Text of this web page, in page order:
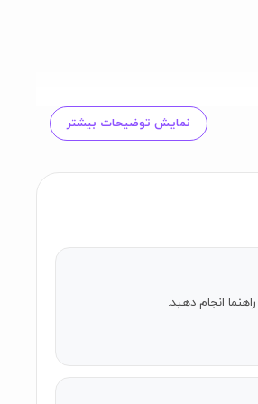
یا خیلی سخت بودند).
نمایش توضیحات بیشتر
انجام دهید.